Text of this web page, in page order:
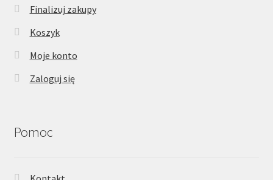
Finalizuj zakupy
Koszyk
Moje konto
Zaloguj się
Pomoc